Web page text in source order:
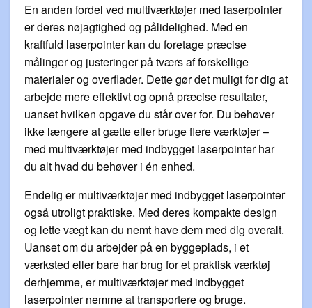
En anden fordel ved multiværktøjer med laserpointer
er deres nøjagtighed og pålidelighed. Med en
kraftfuld laserpointer kan du foretage præcise
målinger og justeringer på tværs af forskellige
materialer og overflader. Dette gør det muligt for dig at
arbejde mere effektivt og opnå præcise resultater,
uanset hvilken opgave du står over for. Du behøver
ikke længere at gætte eller bruge flere værktøjer –
med multiværktøjer med indbygget laserpointer har
du alt hvad du behøver i én enhed.
Endelig er multiværktøjer med indbygget laserpointer
også utroligt praktiske. Med deres kompakte design
og lette vægt kan du nemt have dem med dig overalt.
Uanset om du arbejder på en byggeplads, i et
værksted eller bare har brug for et praktisk værktøj
derhjemme, er multiværktøjer med indbygget
laserpointer nemme at transportere og bruge.